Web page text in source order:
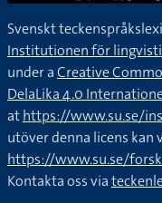
Svenskt
Institutionen för
under aCreative
DelaLika 4.0
athttps://www.su.se/
utöver denna licens kan
https://www.su.se/
Kontakta oss via